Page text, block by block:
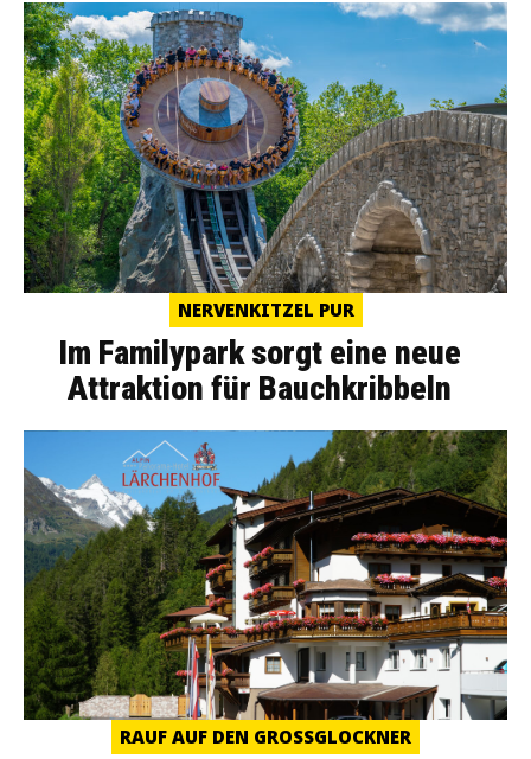
NERVENKITZEL PUR
Im Familypark sorgt eine neue
Attraktion für Bauchkribbeln
RAUF AUF DEN GROSSGLOCKNER